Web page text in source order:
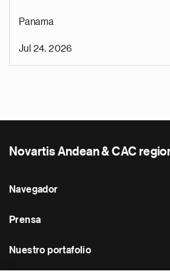
Panama
Jul 24, 2026
Novartis Andean & CAC
Navegador
Prensa
Nuestro portafolio